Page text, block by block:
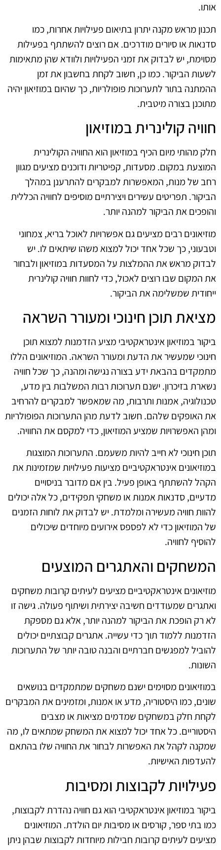
אותו.
תכנון מראש מקנה יתרון בתיאום פעילויות אחרות, כמו
סדנאות או סיורים מודרכים. אם רוצים להשתתף בפעילות
מסוימת, יש לבדוק את זמני הפעילויות ולוודא שהן מתאימות
לשעות הביקור. כמו כן, חשוב לקחת בחשבון את זמן
ההמתנה בתור לתערוכות פופולריות, כך שהיום במוזיאון יהיה
מתוכנן בצורה מיטבית.
חוויה קולינרית במוזיאון
חלק מהותי מיום הכיף במוזיאון הוא החוויה הקולינרית
המוצעת במקום. מסעדות, קפיטריות ודוכנים מציעים מגוון
רחב של מנות, המאפשרות למבקרים להתרענן במהלך
הביקור. תפריטים עשירים ויצירתיים מוסיפים לחוויה הכללית
והופכים את הביקור למהנה יותר.
מוזיאונים רבים מציעים גם אפשרויות לאוכל בריא, צמחוני
וטבעוני, כך שכל אחד יכול למצוא משהו שיתאים לו. יש
לבדוק מראש את ההמלצות על המסעדות במוזיאון ולבחור
את המקום שבו רוצים לאכול, כדי לחוות חוויה קולינרית
ייחודית שמשלימה את הביקור.
מציאת תוכן חינוכי ומעורר השראה
ביקור במוזיאון אינטראקטיבי מציע הזדמנות למצוא תוכן
חינוכי שמעשיר את הדעת ומעורר השראה. המוזיאונים הללו
מתמקדים בהבאת ידע בצורה נגישה ומהנה, כך שכל חוויה
נשארת בזיכרון. ישנם תערוכות רבות המשלבות בין מדע,
טכנולוגיה, אמנות ותרבות, מה שמאפשר למבקרים להרחיב
את האופקים שלהם. חשוב לדעת מהן התערוכות הפופולריות
ומהן האפשרויות שמציע המוזיאון, כדי למקסם את החוויה.
תוכן חינוכי לא חייב להיות משעמם. התערוכות המוצגות
במוזיאונים אינטראקטיביים מציעות פעילויות שמזמינות את
הקהל להשתתף באופן פעיל. בין אם מדובר בניסויים
מדעיים, סדנאות אמנות או משחקי תפקידים, כל אלה יכולים
להוות חוויה מעשירה ומלמדת. יש לבדוק את לוחות הזמנים
של המוזיאון כדי לא לפספס אירועים מיוחדים שיכולים
להוסיף לחוויה.
המשחקים והאתגרים המוצעים
מוזיאונים אינטראקטיביים מציעים לעיתים קרובות משחקים
ואתגרים שמעודדים חשיבה יצירתית ושיתוף פעולה. גישה זו
לא רק הופכת את הביקור למהנה יותר, אלא גם מספקת
הזדמנות ללמוד תוך כדי עשייה. אתגרים קבוצתיים יכולים
להוביל למפגשים חברתיים והבנה טובה יותר של התערוכות
השונות.
במוזיאונים מסוימים ישנם משחקים שמתמקדים בנושאים
שונים, כמו היסטוריה, מדע או אמנות, ומזמינים את המבקרים
לקחת חלק במשחקים שמדמים מציאות או מצבים
היסטוריים. כל אחד יכול למצוא את המשחק שמתאים לו, מה
שמקנה לקהל את האפשרות לבחור את החוויה שלו בהתאם
להעדפות האישיות.
פעילויות לקבוצות ומסיבות
ביקור במוזיאון אינטראקטיבי הוא גם חוויה נהדרת לקבוצות,
כמו בתי ספר, קורסים או מסיבות יום הולדת. המוזיאונים
מציעים לעיתים קרובות חבילות מיוחדות לקבוצות שבהן ניתן